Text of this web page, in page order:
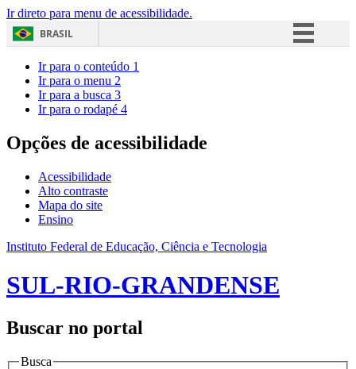
Ir direto para menu de acessibilidade.
BRASIL
Acesso à informação
Ir para o conteúdo 1
Ir para o menu 2
Ir para a busca 3
Ir para o rodapé 4
Opções de acessibilidade
Acessibilidade
Alto contraste
Mapa do site
Ensino
Instituto Federal de Educação, Ciência e Tecnologia
SUL-RIO-GRANDENSE
Buscar no portal
Busca